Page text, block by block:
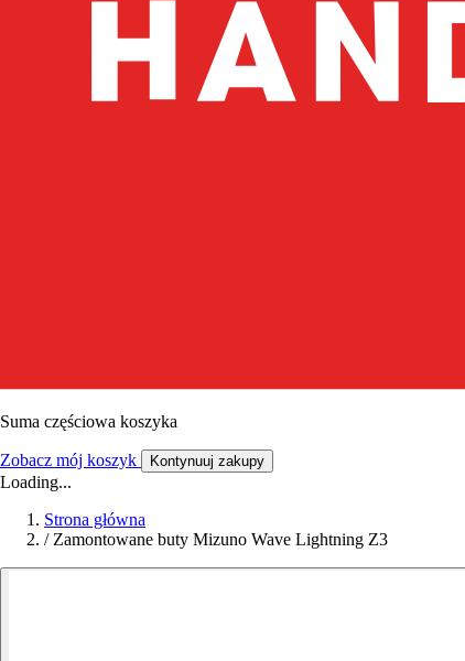
Suma częściowa koszyka
Zobacz mój koszyk Kontynuuj zakupy
Loading...
Strona główna
/ Zamontowane buty Mizuno Wave Lightning Z3